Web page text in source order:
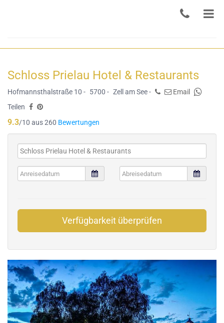
Schloss Prielau Hotel & Restaurants
Hofmannsthalstraße 10 - 5700 - Zell am See -
Email
Teilen
9.3/10 aus 260 Bewertungen
Verfügbarkeit überprüfen